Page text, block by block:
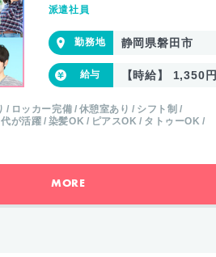
派遣社員
静岡県磐田市
【時給】 1,350円
ロッカー完備 休憩室あり
シフト制
が活躍 染髪OK ピアスOK
タトゥーOK
MORE